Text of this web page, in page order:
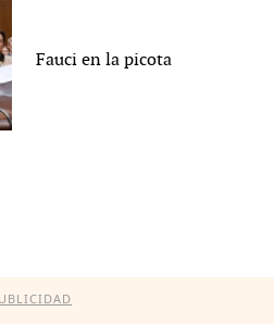
Fauci en la picota